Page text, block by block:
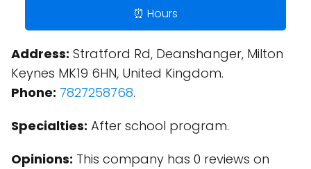
⏰ Hours
Address: Stratford Rd, Deanshanger, Milton
Keynes MK19 6HN, United Kingdom.
Phone: 7827258768.
Specialties: After school program.
Opinions: This company has 0 reviews on